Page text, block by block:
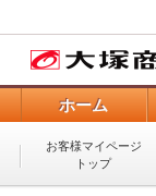
ホーム
お客様マイページ
トップ